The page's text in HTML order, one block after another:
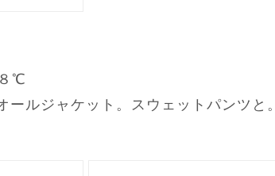
℃
ールジャケット。スウェットパンツと。